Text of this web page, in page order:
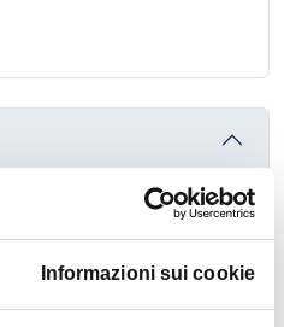
Informazioni sui cookie